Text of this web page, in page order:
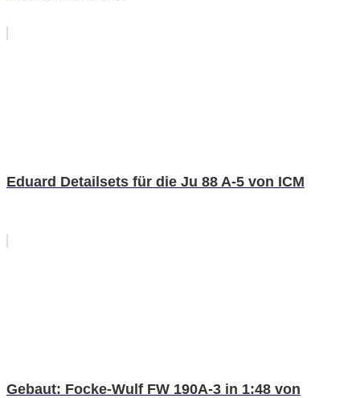
Eduard Detailsets für die Ju 88 A-5 von ICM
Gebaut: Focke-Wulf FW 190A-3 in 1:48 von